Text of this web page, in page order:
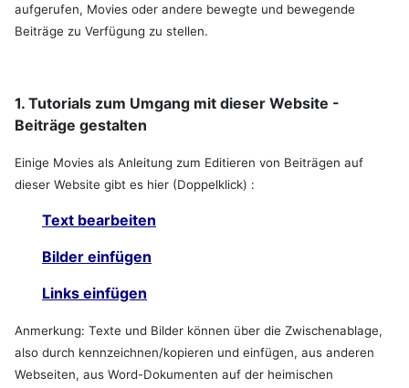
aufgerufen, Movies oder andere bewegte und bewegende
Beiträge zu Verfügung zu stellen.
1. Tutorials zum Umgang mit dieser Website -
Beiträge gestalten
Einige Movies als Anleitung zum Editieren von Beiträgen auf
dieser Website gibt es hier (Doppelklick) :
Text bearbeiten
Bilder einfügen
Links einfügen
Anmerkung: Texte und Bilder können über die Zwischenablage,
also durch kennzeichnen/kopieren und einfügen, aus anderen
Webseiten, aus Word-Dokumenten auf der heimischen